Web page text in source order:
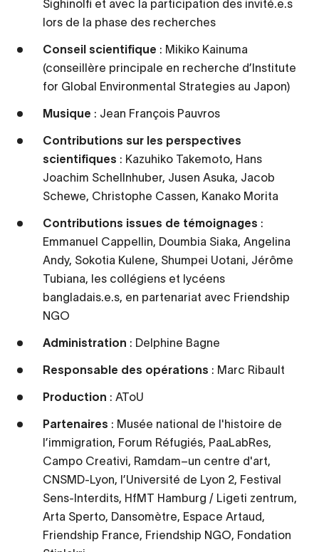
Sighinolfi et avec la participation des invité.e.s
lors de la phase des recherches
Conseil scientifique : Mikiko Kainuma
(conseillère principale en recherche d’Institute
for Global Environmental Strategies au Japon)
Musique : Jean François Pauvros
Contributions sur les perspectives
scientifiques : Kazuhiko Takemoto, Hans
Joachim Schellnhuber, Jusen Asuka, Jacob
Schewe, Christophe Cassen, Kanako Morita
Contributions issues de témoignages :
Emmanuel Cappellin, Doumbia Siaka, Angelina
Andy, Sokotia Kulene, Shumpei Uotani, Jérôme
Tubiana, les collégiens et lycéens
bangladais.e.s, en partenariat avec Friendship
NGO
Administration : Delphine Bagne
Responsable des opérations : Marc Ribault
Production : AToU
Partenaires : Musée national de l'histoire de
l’immigration, Forum Réfugiés, PaaLabRes,
Campo Creativi, Ramdam–un centre d'art,
CNSMD-Lyon, l’Université de Lyon 2, Festival
Sens-Interdits, HfMT Hamburg / Ligeti zentrum,
Arta Sperto, Dansomètre, Espace Artaud,
Friendship France, Friendship NGO, Fondation